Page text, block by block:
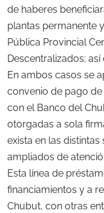
de haberes
plantas permanente
Pública Provincial
Descentralizados;
En ambos casos se
convenio de pago
con el Banco del
otorgadas a sola
exista en las
ampliados de
Esta línea de
financiamientos y a
Chubut, con otras